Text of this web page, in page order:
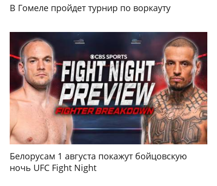
В Гомеле пройдет турнир по воркауту
Белорусам 1 августа покажут бойцовскую
ночь UFC Fight Night